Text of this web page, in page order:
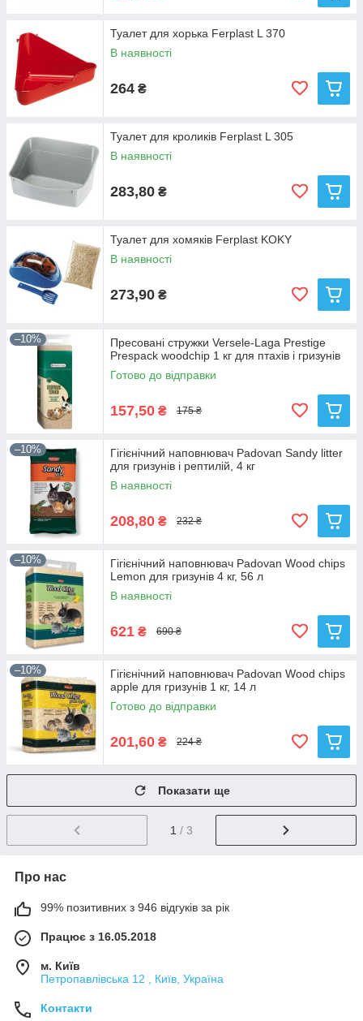
Туалет для хорька Ferplast L 370
В наявності
264 ₴
Туалет для кроликів Ferplast L 305
В наявності
283,80 ₴
Туалет для хомяків Ferplast KOKY
В наявності
273,90 ₴
–10%
Пресовані стружки Versele-Laga Prestige
Prespack woodchip 1 кг для птахів і гризунів
Готово до відправки
157,50 ₴ 175 ₴
–10%
Гігієнічний наповнювач Padovan Sandy litter
для гризунів і рептилій, 4 кг
В наявності
208,80 ₴ 232 ₴
–10%
Гігієнічний наповнювач Padovan Wood chips
Lemon для гризунів 4 кг, 56 л
В наявності
621 ₴ 690 ₴
–10%
Гігієнічний наповнювач Padovan Wood chips
apple для гризунів 1 кг, 14 л
Готово до відправки
201,60 ₴ 224 ₴
Показати ще
1 / 3
Про нас
99% позитивних з 946 відгуків за рік
Працює з 16.05.2018
м. Київ
Петропавлівська 12 , Київ, Україна
Контакти